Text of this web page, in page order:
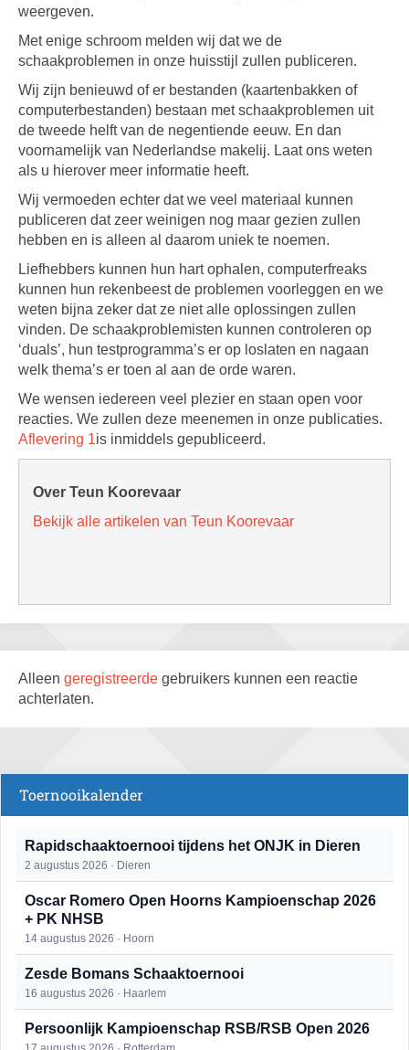
weergeven.
Met enige schroom melden wij dat we de
schaakproblemen in onze huisstijl zullen publiceren.
Wij zijn benieuwd of er bestanden (kaartenbakken of
computerbestanden) bestaan met schaakproblemen uit
de tweede helft van de negentiende eeuw. En dan
voornamelijk van Nederlandse makelij. Laat ons weten
als u hierover meer informatie heeft.
Wij vermoeden echter dat we veel materiaal kunnen
publiceren dat zeer weinigen nog maar gezien zullen
hebben en is alleen al daarom uniek te noemen.
Liefhebbers kunnen hun hart ophalen, computerfreaks
kunnen hun rekenbeest de problemen voorleggen en we
weten bijna zeker dat ze niet alle oplossingen zullen
vinden. De schaakproblemisten kunnen controleren op
‘duals’, hun testprogramma’s er op loslaten en nagaan
welk thema’s er toen al aan de orde waren.
We wensen iedereen veel plezier en staan open voor
reacties. We zullen deze meenemen in onze publicaties.
Aflevering 1is inmiddels gepubliceerd.
Over Teun Koorevaar
Bekijk alle artikelen van Teun Koorevaar
Alleen geregistreerde gebruikers kunnen een reactie
achterlaten.
Toernooikalender
Rapidschaaktoernooi tijdens het ONJK in Dieren
2 augustus 2026 · Dieren
Oscar Romero Open Hoorns Kampioenschap 2026
+ PK NHSB
14 augustus 2026 · Hoorn
Zesde Bomans Schaaktoernooi
16 augustus 2026 · Haarlem
Persoonlijk Kampioenschap RSB/RSB Open 2026